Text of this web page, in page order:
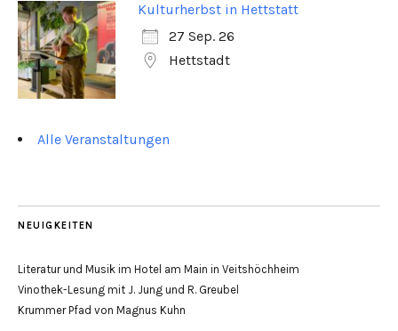
Kulturherbst in Hettstatt
27 Sep. 26
Hettstadt
Alle Veranstaltungen
NEUIGKEITEN
Literatur und Musik im Hotel am Main in Veitshöchheim
Vinothek-Lesung mit J. Jung und R. Greubel
Krummer Pfad von Magnus Kuhn